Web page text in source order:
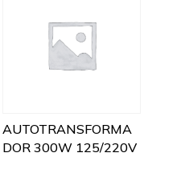
AUTOTRANSFORMA
DOR 300W 125/220V